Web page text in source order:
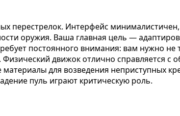
перестрелок. Интерфейс
оружия. Ваша главная цель —
постоянного внимания: вам нужно не
движок отлично справляется с
для возведения неприступных
пуль играют критическую роль.